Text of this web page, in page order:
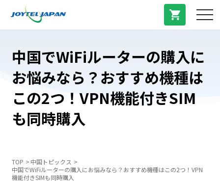
料金プラン
プラン/商品
中国トピックス
中国でWiFiルーターの購入に
お悩みなら？おすすめ機種は
この2つ！VPN機能付きSIM
も同時購入
TOP
中国トピックス
中国でWiFiルーターの購入にお悩みなら？おすすめ機種はこの2つ！VPN
機能付きSIMも同時購入